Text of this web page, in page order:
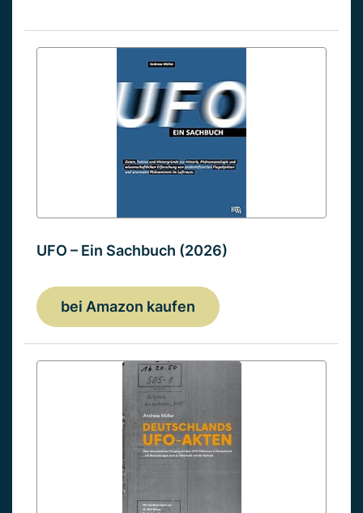
UFO – Ein Sachbuch (2026)
bei Amazon kaufen